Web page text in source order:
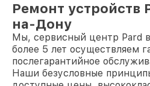
Ремонт устройств
на-Дону
Мы, сервисный центр Pard
более 5 лет осуществляем
послегарантийное
Наши безусловные